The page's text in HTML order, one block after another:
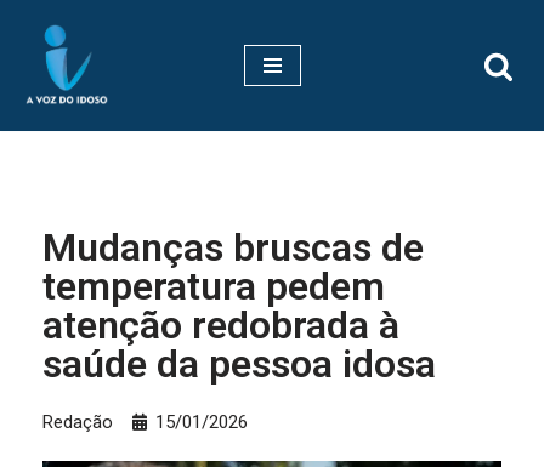
Pular
para
Mudanças bruscas de
temperatura pedem
atenção redobrada à
saúde da pessoa idosa
Redação 15/01/2026